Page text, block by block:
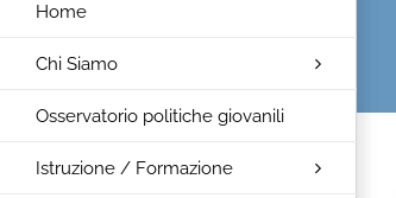
Home
Chi Siamo
Osservatorio politiche giovanili
Istruzione / Formazione